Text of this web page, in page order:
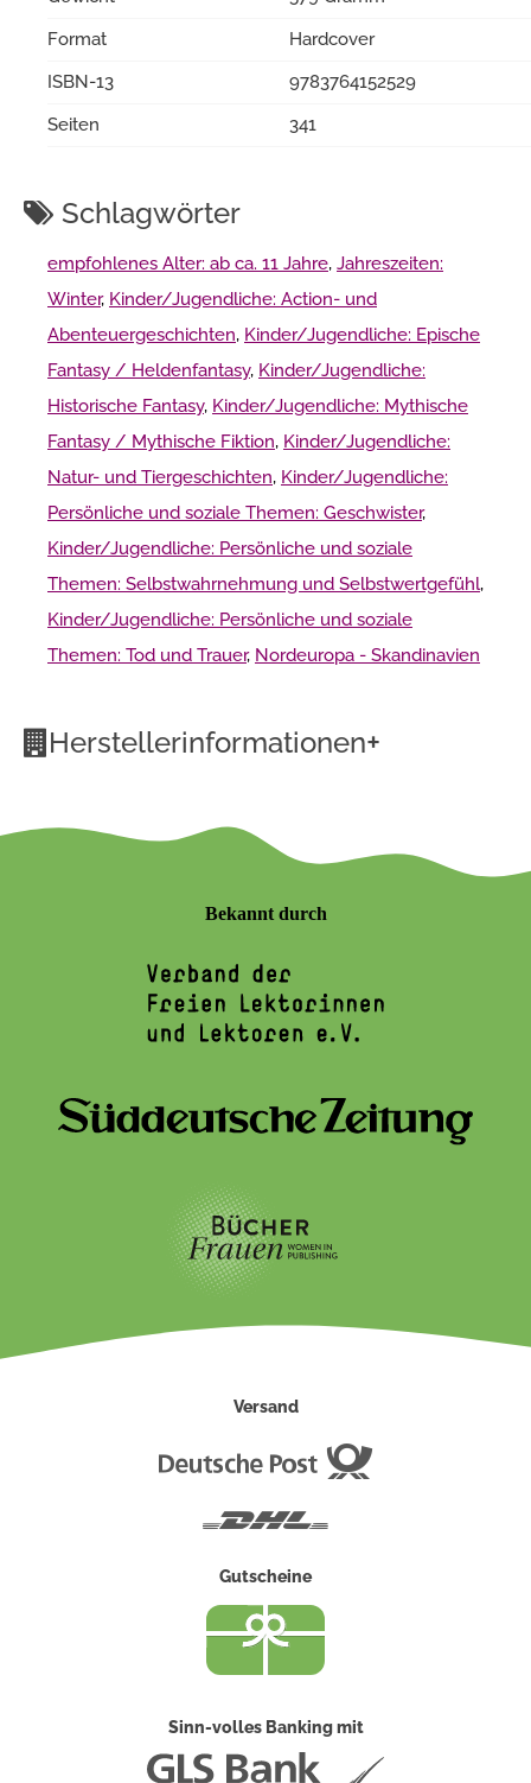
Format
Hardcover
ISBN-13
9783764152529
Seiten
341
Schlagwörter
empfohlenes Alter: ab ca. 11 Jahre, Jahreszeiten:
Winter, Kinder/Jugendliche: Action- und
Abenteuergeschichten, Kinder/Jugendliche: Epische
Fantasy / Heldenfantasy, Kinder/Jugendliche:
Historische Fantasy, Kinder/Jugendliche: Mythische
Fantasy / Mythische Fiktion, Kinder/Jugendliche:
Natur- und Tiergeschichten, Kinder/Jugendliche:
Persönliche und soziale Themen: Geschwister,
Kinder/Jugendliche: Persönliche und soziale
Themen: Selbstwahrnehmung und Selbstwertgefühl,
Kinder/Jugendliche: Persönliche und soziale
Themen: Tod und Trauer, Nordeuropa - Skandinavien
Herstellerinformationen+
Bekannt durch
Versand
Gutscheine
Sinn-volles Banking mit